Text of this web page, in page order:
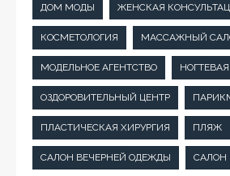
ДОМ МОДЫ ЖЕНСКАЯ
КОСМЕТОЛОГИЯ МАССАЖНЫЙ
МОДЕЛЬНОЕ АГЕНТСТВО
ОЗДОРОВИТЕЛЬНЫЙ ЦЕНТР
ПЛАСТИЧЕСКАЯ ХИРУРГИЯ ПЛЯЖ
САЛОН ВЕЧЕРНЕЙ ОДЕЖДЫ САЛОН